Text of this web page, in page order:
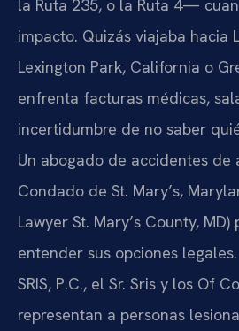
la Ruta 235, o la Ruta 4—
impacto. Quizás viajaba hacia
Lexington Park, California o
enfrenta facturas médicas,
incertidumbre de no saber
Un abogado de accidentes de
Condado de St. Mary’s,
Lawyer St. Mary’s County,
entender sus opciones
SRIS, P.C., el Sr. Sris y los Of
representan a personas